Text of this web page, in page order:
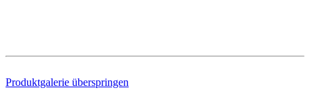
Produktgalerie überspringen